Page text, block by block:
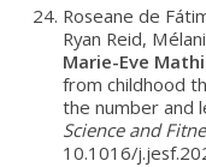
Roseane de
Ryan Reid,
Marie-Eve
from childhood
the number and
Science and
10.1016/